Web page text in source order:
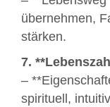
übernehmen,
stärken.
7.
–
spirituell,